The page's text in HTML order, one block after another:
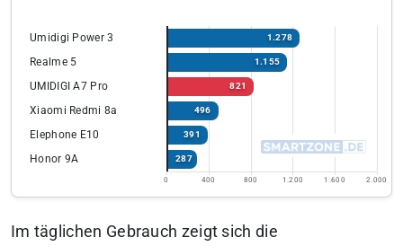
Umidigi Power 3 1.278
Realme 5 1.155
UMIDIGI A7 Pro 821
Xiaomi Redmi 8a 496
Elephone E10 391
Honor 9A 287
0 400 800 1.200 1.600 2.000
Im täglichen Gebrauch zeigt sich die